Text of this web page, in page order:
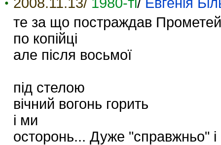
те за що постраждав Прометей
по копійці
але після восьмої
під стелою
вічний вогонь горить
і ми
осторонь... Дуже "справжньо"